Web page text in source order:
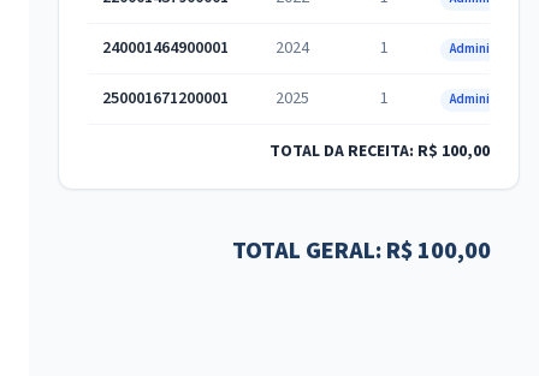
240001464900001 2024 1 Administrativa
250001671200001 2025 1 Administrativa
TOTAL DA RECEITA: R$ 100,00
TOTAL GERAL: R$ 100,00